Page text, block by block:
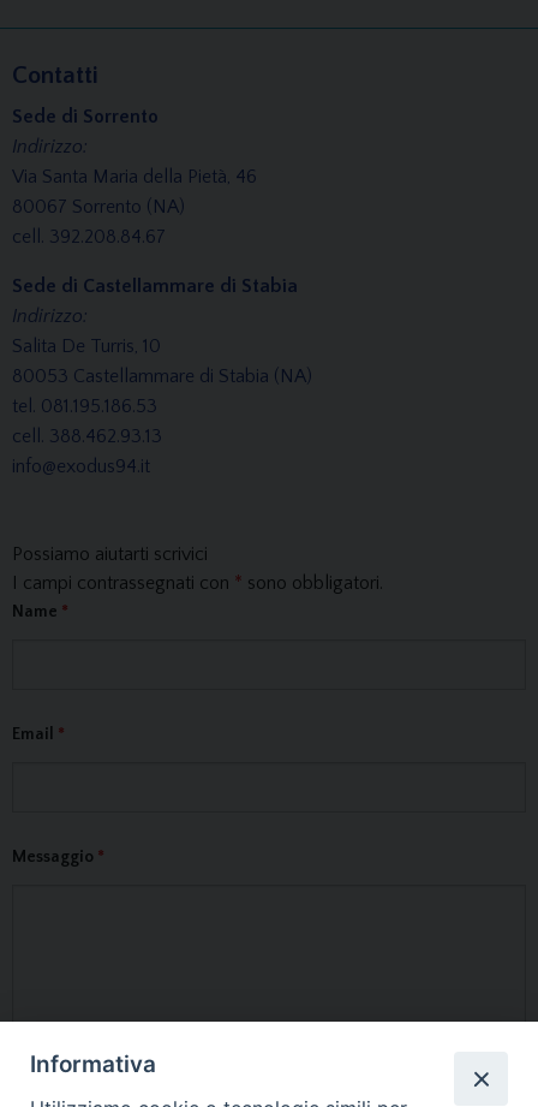
Contatti
Sede di Sorrento
Indirizzo:
Via Santa Maria della Pietà, 46
80067 Sorrento (NA)
cell. 392.208.84.67
Sede di Castellammare di Stabia
Indirizzo:
Salita De Turris, 10
80053 Castellammare di Stabia (NA)
tel. 081.195.186.53
cell. 388.462.93.13
info@exodus94.it
Possiamo aiutarti scrivici
I campi contrassegnati con * sono obbligatori.
Name *
Email *
Messaggio *
Informativa